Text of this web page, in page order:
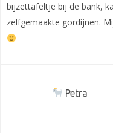
bijzettafeltje bij de bank,
zelfgemaakte gordijnen.
Petra